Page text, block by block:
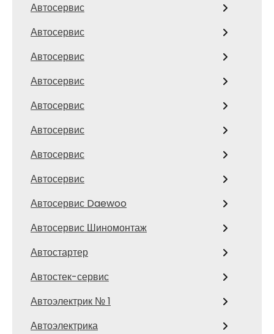
Автосервис
Автосервис
Автосервис
Автосервис
Автосервис
Автосервис
Автосервис
Автосервис
Автосервис Daewoo
Автосервис Шиномонтаж
Автостартер
Автостек-сервис
Автоэлектрик № 1
Автоэлектрика